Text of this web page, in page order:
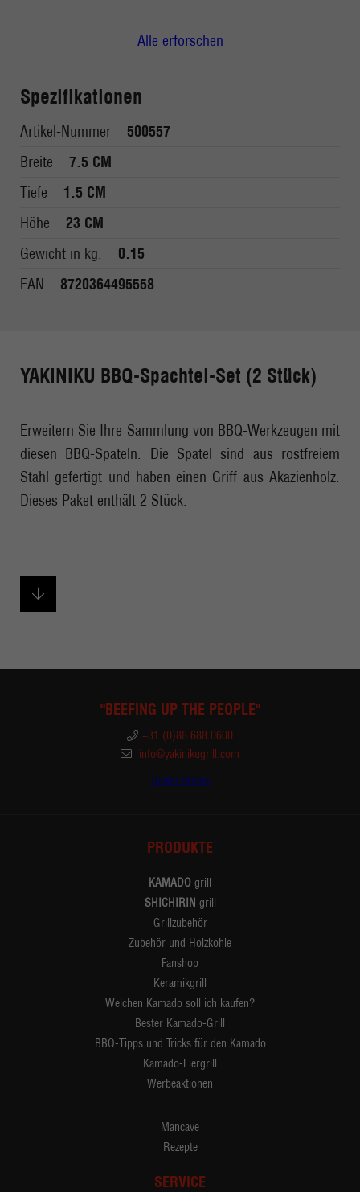
Alle erforschen
Spezifikationen
Artikel-Nummer
500557
Breite
7.5 CM
Tiefe
1.5 CM
Höhe
23 CM
Gewicht in kg.
0.15
EAN
8720364495558
YAKINIKU BBQ-Spachtel-Set (2 Stück)
Erweitern Sie Ihre Sammlung von BBQ-Werkzeugen mit
diesen BBQ-Spateln. Die Spatel sind aus rostfreiem
Stahl gefertigt und haben einen Griff aus Akazienholz.
Dieses Paket enthält 2 Stück.
"BEEFING UP THE PEOPLE"
+31 (0)88 688 0600
info@yakinikugrill.com
Dealer finden
PRODUKTE
KAMADO grill
SHICHIRIN grill
Grillzubehör
Zubehör und Holzkohle
Fanshop
Keramikgrill
Welchen Kamado soll ich kaufen?
Bester Kamado-Grill
BBQ-Tipps und Tricks für den Kamado
Kamado-Eiergrill
Werbeaktionen
Mancave
Rezepte
SERVICE